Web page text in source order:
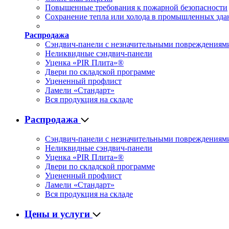
Повышенные требования к пожарной безопасности
Сохранение тепла или холода в промышленных
Распродажа
Сэндвич-панели с незначительными
Неликвидные сэндвич-панели
Уценка «PIR Плита»®
Двери по складской программе
Уцененный профлист
Ламели «Стандарт»
Вся продукция на складе
Распродажа
Сэндвич-панели с незначительными
Неликвидные сэндвич-панели
Уценка «PIR Плита»®
Двери по складской программе
Уцененный профлист
Ламели «Стандарт»
Вся продукция на складе
Цены и услуги